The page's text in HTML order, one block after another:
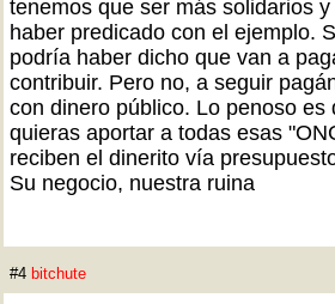
tenemos que ser más solidarios
haber predicado con el ejemplo.
podría haber dicho que van a
contribuir. Pero no, a seguir
con dinero público. Lo penoso es
quieras aportar a todas esas
reciben el dinerito vía
Su negocio, nuestra ruina
#4 bitchute